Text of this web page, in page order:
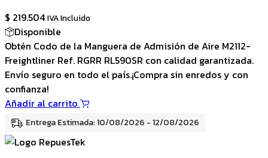
$ 219.504 IVA Incluido
Disponible
Obtén Codo de la Manguera de Admisión de Aire M2112-
Freightliner Ref. RGRR RL590SR con calidad garantizada.
Envío seguro en todo el país.¡Compra sin enredos y con
confianza!
Añadir al carrito
Entrega Estimada: 10/08/2026 - 12/08/2026